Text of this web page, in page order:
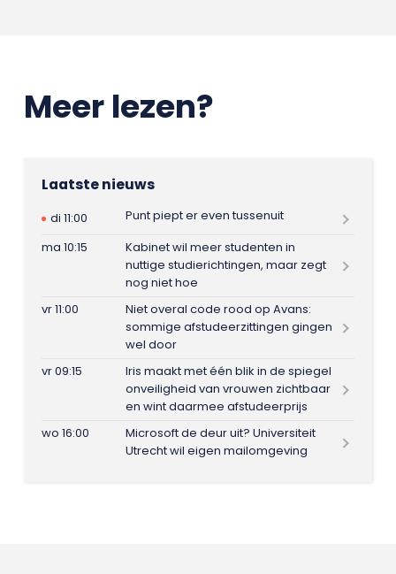
Meer lezen?
Laatste nieuws
di 11:00
Punt piept er even tussenuit
ma 10:15
Kabinet wil meer studenten in
nuttige studierichtingen, maar zegt
nog niet hoe
vr 11:00
Niet overal code rood op Avans:
sommige afstudeerzittingen gingen
wel door
vr 09:15
Iris maakt met één blik in de spiegel
onveiligheid van vrouwen zichtbaar
en wint daarmee afstudeerprijs
wo 16:00
Microsoft de deur uit? Universiteit
Utrecht wil eigen mailomgeving